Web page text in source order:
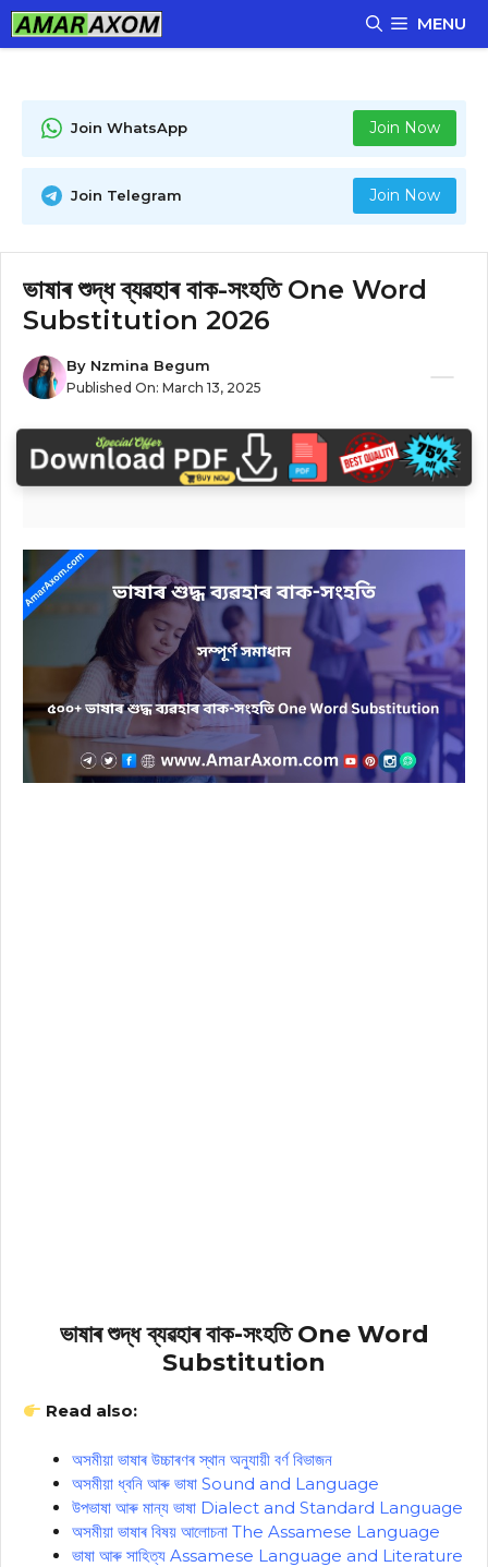
Skip
to
MENU
Join WhatsApp Join Now
Join Telegram Join Now
ভাষাৰ শুদ্ধ ব্যৱহাৰ বাক-সংহতি One Word
Substitution 2026
By Nzmina Begum
Published On: March 13, 2025
ভাষাৰ শুদ্ধ ব্যৱহাৰ বাক-সংহতি One Word
Substitution
Read also:
অসমীয়া ভাষাৰ উচ্চাৰণৰ স্থান অনুযায়ী বৰ্ণ বিভাজন
অসমীয়া ধ্বনি আৰু ভাষা Sound and Language
উপভাষা আৰু মান্য ভাষা Dialect and Standard Language
অসমীয়া ভাষাৰ বিষয় আলোচনা The Assamese Language
ভাষা আৰু সাহিত্য Assamese Language and Literature